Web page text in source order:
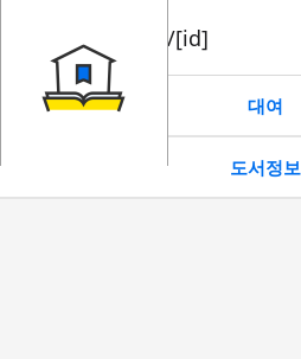
book/rent/[id]
대여
도서정보